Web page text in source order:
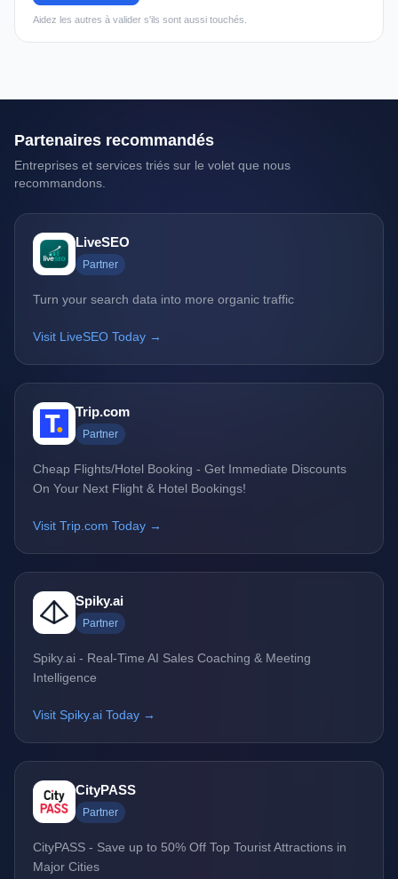
Aidez les autres à valider s'ils sont aussi touchés.
Partenaires recommandés
Entreprises et services triés sur le volet que nous
recommandons.
LiveSEO
Partner
Turn your search data into more organic traffic
Visit LiveSEO Today →
Trip.com
Partner
Cheap Flights/Hotel Booking - Get Immediate Discounts
On Your Next Flight & Hotel Bookings!
Visit Trip.com Today →
Spiky.ai
Partner
Spiky.ai - Real-Time AI Sales Coaching & Meeting
Intelligence
Visit Spiky.ai Today →
CityPASS
Partner
CityPASS - Save up to 50% Off Top Tourist Attractions in
Major Cities